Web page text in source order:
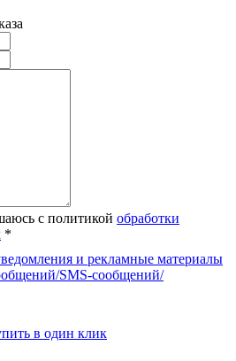
с политикой обработки
*
и рекламные материалы
SMS-сообщений/
в один клик